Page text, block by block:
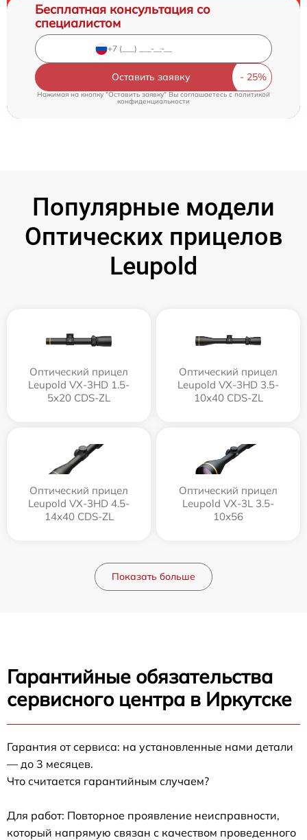
Бесплатная консультация со
специалистом
Оставить заявку
Нажимая на кнопку "Оставить заявку" Вы соглашаетесь cполитикой
конфиденциальности
Популярные модели
Оптических прицелов
Leupold
Оптический прицел
Leupold VX-3HD 1.5-
5x20 CDS-ZL
Оптический прицел
Leupold VX-3HD 3.5-
10x40 CDS-ZL
Оптический прицел
Leupold VX-3HD 4.5-
14x40 CDS-ZL
Оптический прицел
Leupold VX-3L 3.5-
10x56
Показать больше
Гарантийные обязательства
сервисного центра в Иркутске
Гарантия от сервиса: на установленные нами детали
— до 3 месяцев.
Что считается гарантийным случаем?
Для работ: Повторное проявление неисправности,
который напрямую связан с качеством проведенного